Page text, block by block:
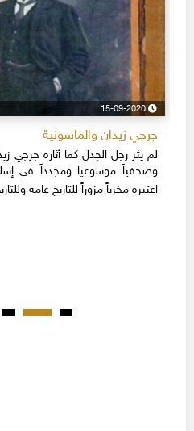
15-09-2020
جرجي زيدان والماسونية
لم يثر رجل الجدل كما أثاره جرجي
وصحفياً موسوعيا ومجدداً في
اعتبره مخرباً مزوراً للتاريخ عامة